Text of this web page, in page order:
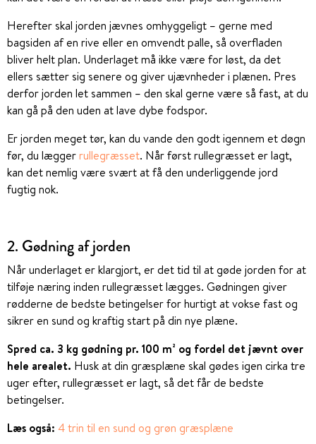
Herefter skal jorden jævnes omhyggeligt – gerne med
bagsiden af en rive eller en omvendt palle, så overfladen
bliver helt plan. Underlaget må ikke være for løst, da det
ellers sætter sig senere og giver ujævnheder i plænen. Pres
derfor jorden let sammen – den skal gerne være så fast, at du
kan gå på den uden at lave dybe fodspor.
Er jorden meget tør, kan du vande den godt igennem et døgn
før, du læggerrullegræsset. Når først rullegræsset er lagt,
kan det nemlig være svært at få den underliggende jord
fugtig nok.
2. Gødning af jorden
Når underlaget er klargjort, er det tid til at gøde jorden for at
tilføje næring inden rullegræsset lægges. Gødningen giver
rødderne de bedste betingelser for hurtigt at vokse fast og
sikrer en sund og kraftig start på din nye plæne.
Spred ca. 3 kg gødning pr. 100 m² og fordel det jævnt over
hele arealet. Husk at din græsplæne skal gødes igen cirka tre
uger efter, rullegræsset er lagt, så det får de bedste
betingelser.
Læs også: 4 trin til en sund og grøn græsplæne